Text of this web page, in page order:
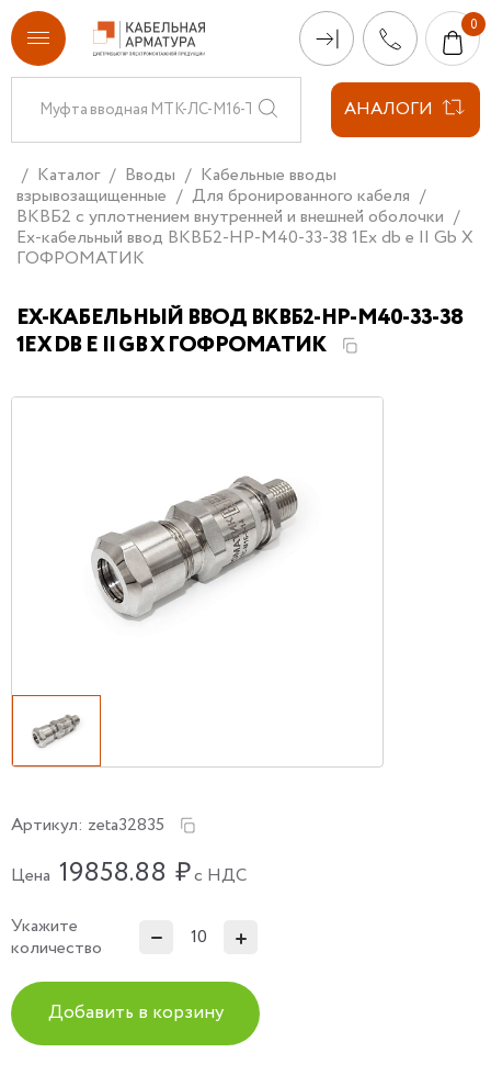
АНАЛОГИ
Каталог Вводы
Кабельные вводы
взрывозащищенные
Для бронированного кабеля
ВКВБ2 с уплотнением внутренней и внешней оболочки
Ех-кабельный ввод ВКВБ2-НР-M40-33-38 1Ex db e II Gb X
ГОФРОМАТИК
ЕХ-КАБЕЛЬНЫЙ ВВОД ВКВБ2-НР-M40-33-38
1EX DB E II GB X ГОФРОМАТИК
Артикул: zeta32835
Цена 19858.88 ₽с НДС
Укажите
количество
Добавить в корзину